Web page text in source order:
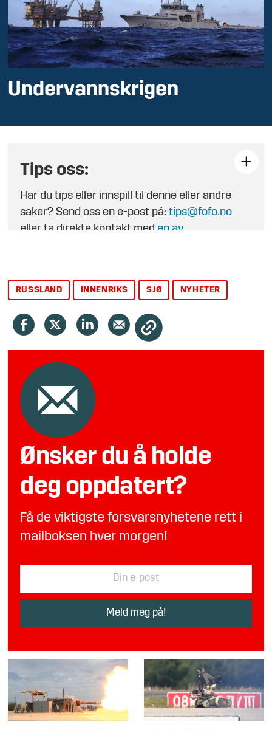
Undervannskrigen
Tips oss:
Har du tips eller innspill til denne eller andre
saker? Send oss en e-post på:tips@fofo.no
eller ta direkte kontakt med en av
RUSSLAND INNENRIKS SJØ NYHETER
Ønsker du å holde
deg oppdatert?
Få de viktigste forsvarsnyhetene rett i
mailboksen hver morgen!